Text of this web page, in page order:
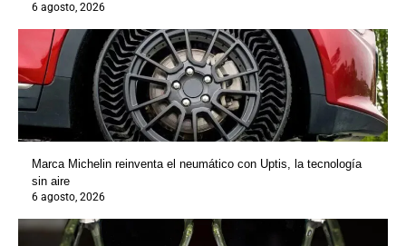
6 agosto, 2026
Marca Michelin reinventa el neumático con Uptis, la tecnología
sin aire
6 agosto, 2026